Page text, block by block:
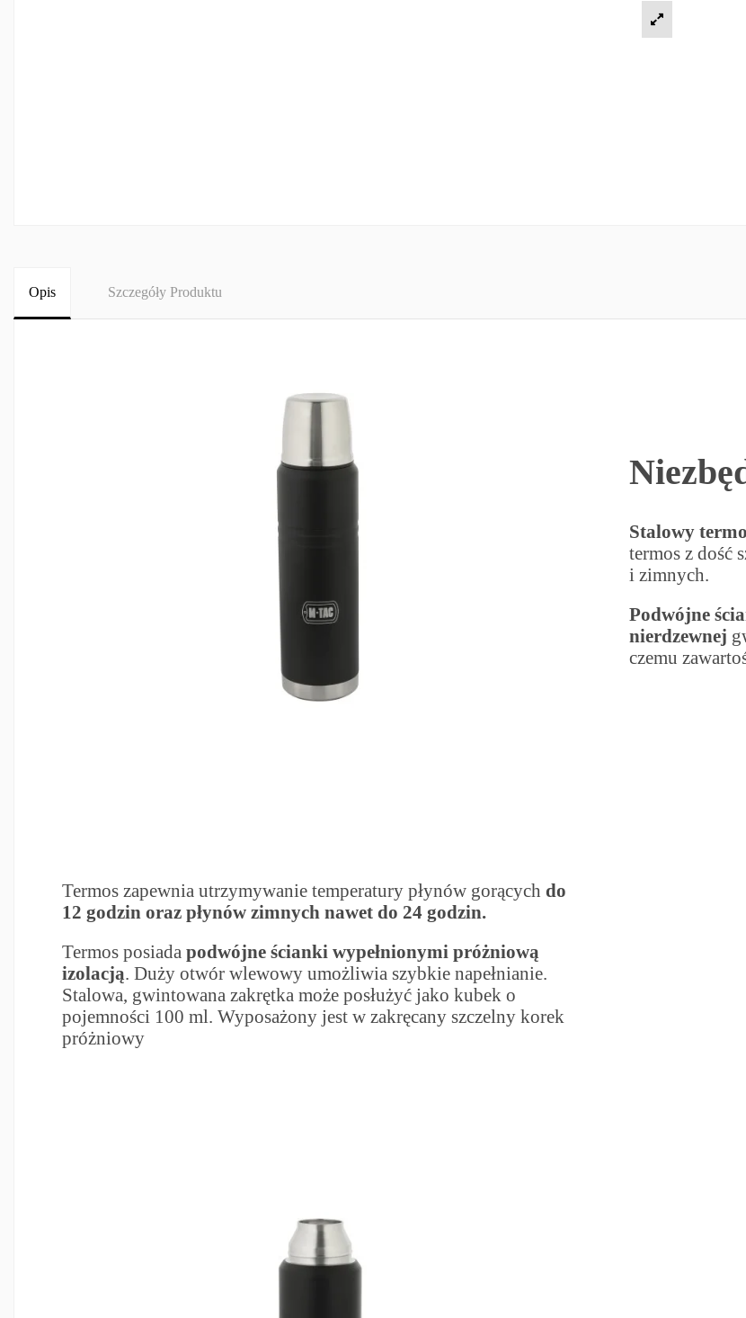
Opis Szczegóły Produktu
Stalowy
termos z dość
i zimnych.
Podwójne
nierdzewnej
czemu
Termos zapewnia utrzymywanie temperatury płynów gorącychdo
12 godzin oraz płynów zimnych nawet do 24 godzin.
Termos posiadapodwójne ścianki wypełnionymi próżniową
izolacją. Duży otwór wlewowy umożliwia szybkie napełnianie.
Stalowa, gwintowana zakrętka może posłużyć jako kubek o
pojemności 100 ml. Wyposażony jest w zakręcany szczelny korek
próżniowy